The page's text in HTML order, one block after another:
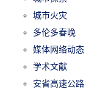
城市火灾
多伦多春晚
媒体网络动态
学术文献
安省高速公路